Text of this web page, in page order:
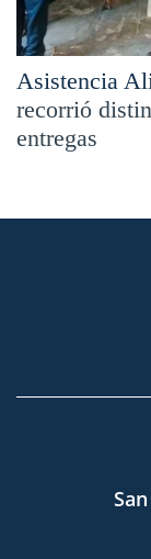
Asistencia
recorrió
entregas